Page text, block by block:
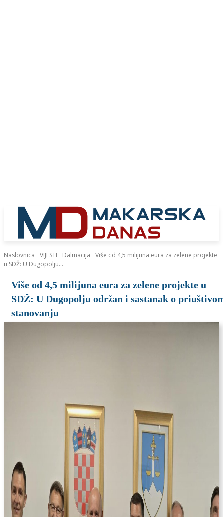
Naslovnica VIJESTI Dalmacija
Više od 4,5 milijuna eura za zelene projekte
u SDŽ: U Dugopolju...
Više od 4,5 milijuna eura za zelene projekte u
SDŽ: U Dugopolju održan i sastanak o
stanovanju